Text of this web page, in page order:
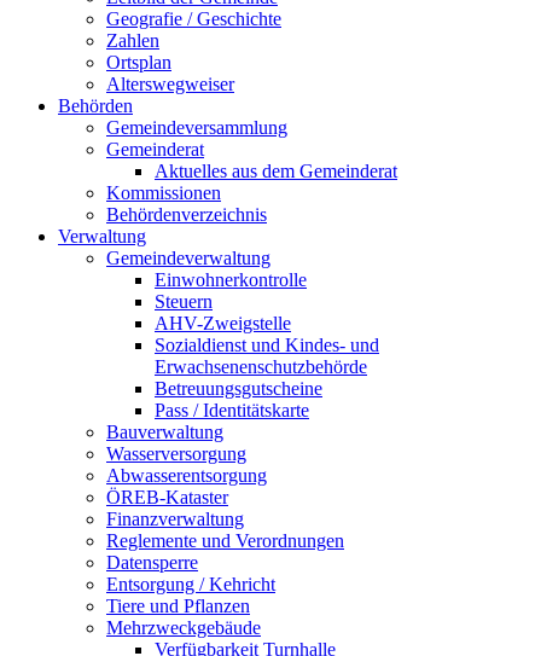
Geografie / Geschichte
Zahlen
Ortsplan
Alterswegweiser
Behörden
Gemeindeversammlung
Gemeinderat
Aktuelles aus dem Gemeinderat
Kommissionen
Behördenverzeichnis
Verwaltung
Gemeindeverwaltung
Einwohnerkontrolle
Steuern
AHV-Zweigstelle
Sozialdienst und Kindes- und
Erwachsenenschutzbehörde
Betreuungsgutscheine
Pass / Identitätskarte
Bauverwaltung
Wasserversorgung
Abwasserentsorgung
ÖREB-Kataster
Finanzverwaltung
Reglemente und Verordnungen
Datensperre
Entsorgung / Kehricht
Tiere und Pflanzen
Mehrzweckgebäude
Verfügbarkeit Turnhalle